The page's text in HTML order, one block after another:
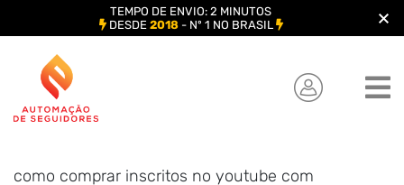
content
como comprar inscritos no youtube com
TEMPO DE ENVIO: 2 MINUTOS
DESDE 2018- Nº 1 NO BRASIL